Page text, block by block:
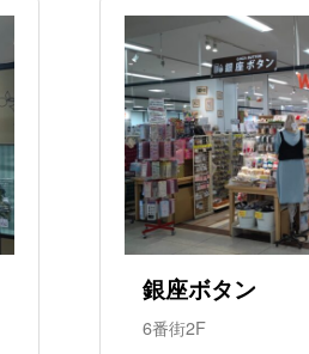
銀座ボタン
6番街2F